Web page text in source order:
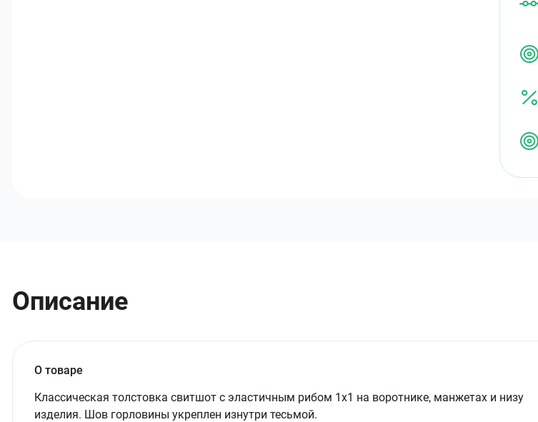
Описание
О товаре
Классическая толстовка свитшот с эластичным рибом 1x1 на воротнике, манжетах и низу
изделия. Шов горловины укреплен изнутри тесьмой.